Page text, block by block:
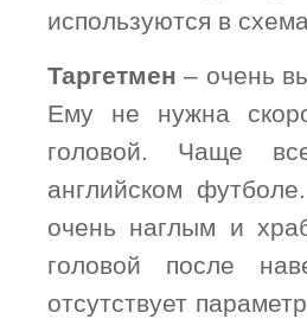
используются в
Таргетмен– очень
Ему не нужна
головой. Чаще
английском
очень наглым и
головой после
отсутствует